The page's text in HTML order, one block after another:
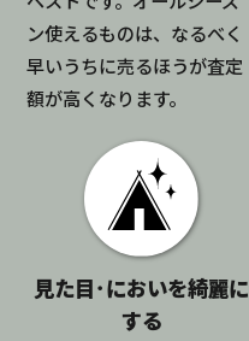
ン使えるものは、なるべく
早いうちに売るほうが査定
額が高くなります。
見た目･においを綺麗に
する